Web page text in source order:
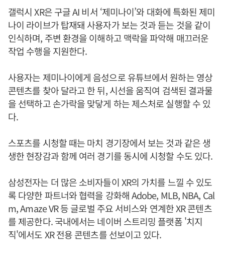
갤럭시 XR은 구글 AI 비서 ‘제미나이’와 대화에 특화된 제미
나이 라이브가 탑재돼 사용자가 보는 것과 듣는 것을 같이
인식하며, 주변 환경을 이해하고 맥락을 파악해 매끄러운
작업 수행을 지원한다.
사용자는 제미나이에게 음성으로 유튜브에서 원하는 영상
콘텐츠를 찾아 달라고 한 뒤, 시선을 움직여 검색된 결과물
을 선택하고 손가락을 맞닿게 하는 제스처로 실행할 수 있
다.
스포츠를 시청할 때는 마치 경기장에서 보는 것과 같은 생
생한 현장감과 함께 여러 경기를 동시에 시청할 수도 있다.
삼성전자는 더 많은 소비자들이 XR의 가치를 느낄 수 있도
록 다양한 파트너와 협력을 강화해 Adobe, MLB, NBA, Cal
m, Amaze VR 등 글로벌 주요 서비스와 연계한 XR 콘텐츠
를 제공한다. 국내에서는 네이버 스트리밍 플랫폼 '치지
직'에서도 XR 전용 콘텐츠를 선보이고 있다.